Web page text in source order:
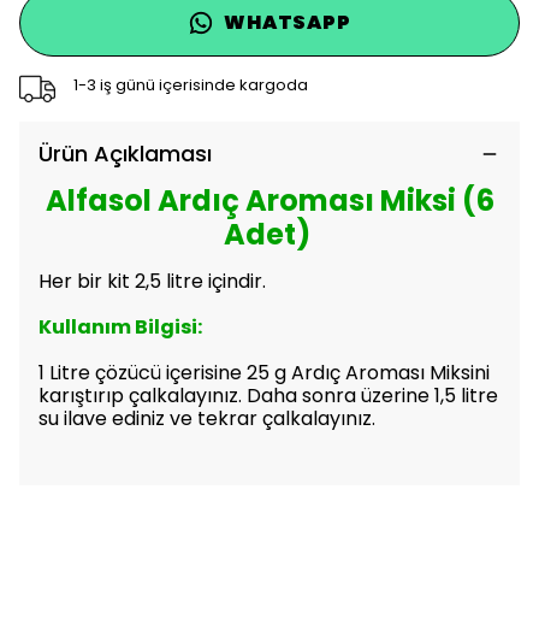
WHATSAPP
1-3 iş günü içerisinde kargoda
Ürün Açıklaması
Alfasol Ardıç Aroması Miksi (6
Adet)
Her bir kit 2,5 litre içindir.
Kullanım Bilgisi:
1 Litre çözücü içerisine 25 g Ardıç Aroması Miksini
karıştırıp çalkalayınız. Daha sonra üzerine 1,5 litre
su ilave ediniz ve tekrar çalkalayınız.